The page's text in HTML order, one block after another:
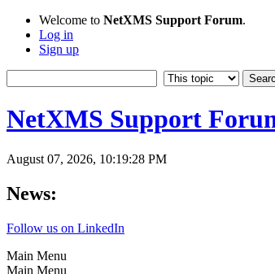
Welcome to NetXMS Support Forum.
Log in
Sign up
NetXMS Support
August 07, 2026, 10:19:28 PM
News:
Follow us on LinkedIn
Main Menu
Main Menu